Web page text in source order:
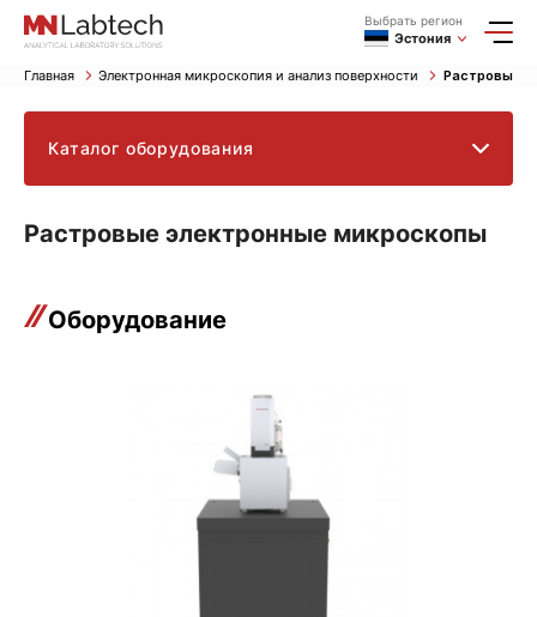
Выбрать регион
Эстония
Главная Электронная микроскопия и анализ поверхности Растровые
Каталог оборудования
Растровые электронные микроскопы
Оборудование